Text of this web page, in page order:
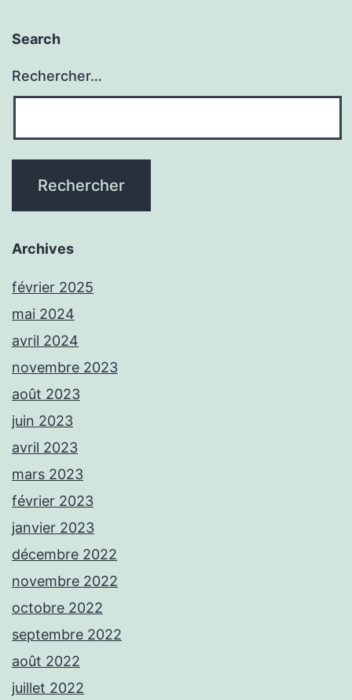
Search
Rechercher…
Archives
février 2025
mai 2024
avril 2024
novembre 2023
août 2023
juin 2023
avril 2023
mars 2023
février 2023
janvier 2023
décembre 2022
novembre 2022
octobre 2022
septembre 2022
août 2022
juillet 2022